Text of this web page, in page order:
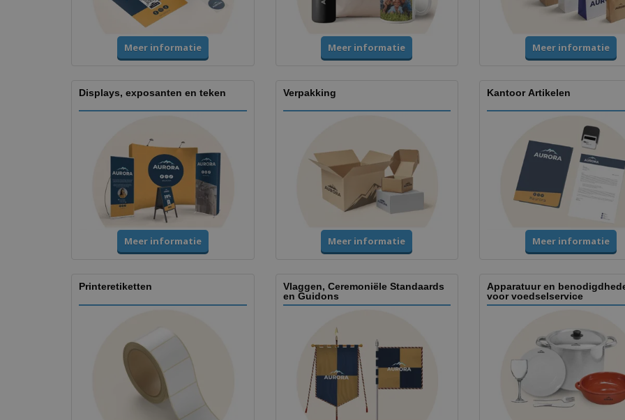
Meer informatie Meer informatie Meer informatie
Displays, exposanten en teken
Meer informatie
Verpakking
Meer informatie
Kantoor Artikelen
Meer informatie
Printeretiketten
Vlaggen, Ceremoniële Standaards
en Guidons
Apparatuur en
voor voedselservice